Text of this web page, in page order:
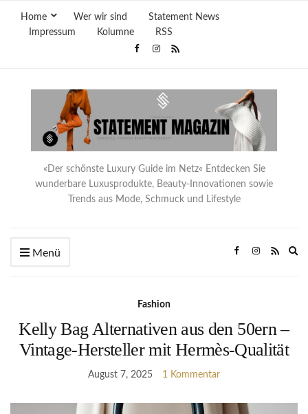
Home Wer wir sind
Statement News
Impressum
Kolumne RSS
«Der schönste Luxury Guide im Netz« Entdecken Sie
wunderbare Luxusprodukte, Beauty-Innovationen sowie
Trends aus Mode, Schmuck und Lifestyle
Menü
Fashion
Kelly Bag Alternativen aus den 50ern –
Vintage-Hersteller mit Hermès-Qualität
August 7, 2025 1 Kommentar